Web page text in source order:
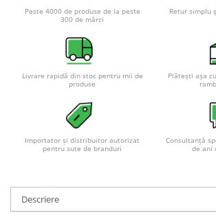
electrice
Cabluri de incarcare vehicule
Prize de incarcare vehicule
Turbine eoliene pentru casă
Baterii si acumulatori gel si VRLA
6-12 V
Peste 4000 de produse de la peste
300 de mărci
Retur simplu
Livrare rapidă din stoc pentru mii de
produse
Plătești așa
Importator și distribuitor autorizat
pentru sute de branduri
Consultanță
de ani
Descriere